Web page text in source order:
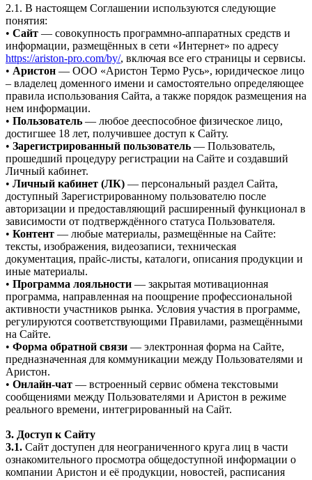
2.1. В настоящем Соглашении используются следующие
понятия:
• Сайт — совокупность программно-аппаратных средств и
информации, размещённых в сети «Интернет» по адресу
https://ariston-pro.com/by/, включая все его страницы и сервисы.
• Аристон — ООО «Аристон Термо Русь», юридическое лицо
– владелец доменного имени и самостоятельно определяющее
правила использования Сайта, а также порядок размещения на
нем информации.
• Пользователь — любое дееспособное физическое лицо,
достигшее 18 лет, получившее доступ к Сайту.
• Зарегистрированный пользователь — Пользователь,
прошедший процедуру регистрации на Сайте и создавший
Личный кабинет.
• Личный кабинет (ЛК) — персональный раздел Сайта,
доступный Зарегистрированному пользователю после
авторизации и предоставляющий расширенный функционал в
зависимости от подтверждённого статуса Пользователя.
• Контент — любые материалы, размещённые на Сайте:
тексты, изображения, видеозаписи, техническая
документация, прайс-листы, каталоги, описания продукции и
иные материалы.
• Программа лояльности — закрытая мотивационная
программа, направленная на поощрение профессиональной
активности участников рынка. Условия участия в программе,
регулируются соответствующими Правилами, размещёнными
на Сайте.
• Форма обратной связи — электронная форма на Сайте,
предназначенная для коммуникации между Пользователями и
Аристон.
• Онлайн-чат — встроенный сервис обмена текстовыми
сообщениями между Пользователями и Аристон в режиме
реального времени, интегрированный на Сайт.
3. Доступ к Сайту
3.1. Сайт доступен для неограниченного круга лиц в части
ознакомительного просмотра общедоступной информации о
компании Аристон и её продукции, новостей, расписания